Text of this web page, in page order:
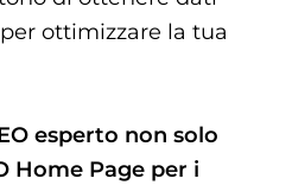
ottimizzare la tua
esperto non solo
Home Page per i